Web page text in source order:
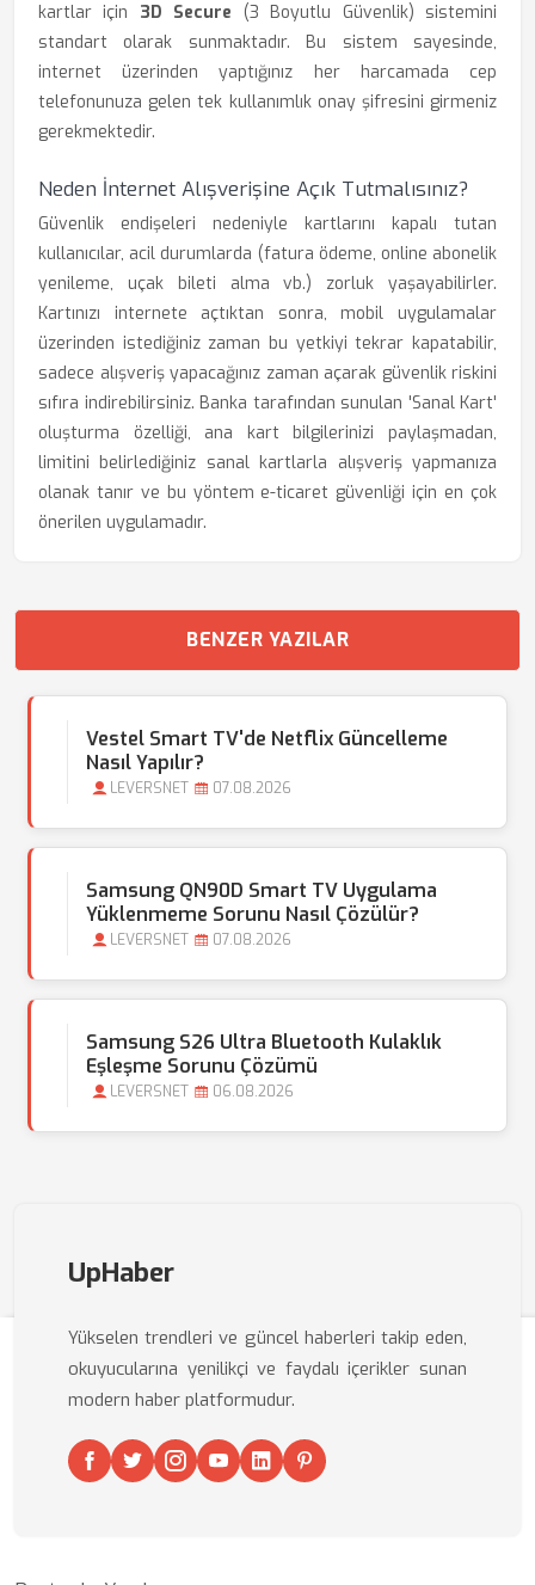
kartlar için 3D Secure (3 Boyutlu Güvenlik) sistemini
standart olarak sunmaktadır. Bu sistem sayesinde,
internet üzerinden yaptığınız her harcamada cep
telefonunuza gelen tek kullanımlık onay şifresini girmeniz
gerekmektedir.
Neden İnternet Alışverişine Açık Tutmalısınız?
Güvenlik endişeleri nedeniyle kartlarını kapalı tutan
kullanıcılar, acil durumlarda (fatura ödeme, online abonelik
yenileme, uçak bileti alma vb.) zorluk yaşayabilirler.
Kartınızı internete açtıktan sonra, mobil uygulamalar
üzerinden istediğiniz zaman bu yetkiyi tekrar kapatabilir,
sadece alışveriş yapacağınız zaman açarak güvenlik riskini
sıfıra indirebilirsiniz. Banka tarafından sunulan 'Sanal Kart'
oluşturma özelliği, ana kart bilgilerinizi paylaşmadan,
limitini belirlediğiniz sanal kartlarla alışveriş yapmanıza
olanak tanır ve bu yöntem e-ticaret güvenliği için en çok
önerilen uygulamadır.
BENZER YAZILAR
Vestel Smart TV'de Netflix Güncelleme
Nasıl Yapılır?
LEVERSNET 07.08.2026
Samsung QN90D Smart TV Uygulama
Yüklenmeme Sorunu Nasıl Çözülür?
LEVERSNET 07.08.2026
Samsung S26 Ultra Bluetooth Kulaklık
Eşleşme Sorunu Çözümü
LEVERSNET 06.08.2026
UpHaber
Yükselen trendleri ve güncel haberleri takip eden,
okuyucularına yenilikçi ve faydalı içerikler sunan
modern haber platformudur.